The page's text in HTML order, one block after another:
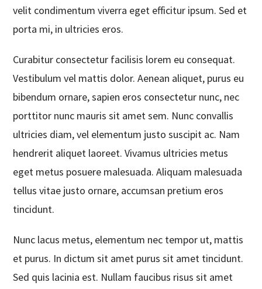
velit condimentum viverra eget efficitur ipsum. Sed et
porta mi, in ultricies eros.
Curabitur consectetur facilisis lorem eu consequat.
Vestibulum vel mattis dolor. Aenean aliquet, purus eu
bibendum ornare, sapien eros consectetur nunc, nec
porttitor nunc mauris sit amet sem. Nunc convallis
ultricies diam, vel elementum justo suscipit ac. Nam
hendrerit aliquet laoreet. Vivamus ultricies metus
eget metus posuere malesuada. Aliquam malesuada
tellus vitae justo ornare, accumsan pretium eros
tincidunt.
Nunc lacus metus, elementum nec tempor ut, mattis
et purus. In dictum sit amet purus sit amet tincidunt.
Sed quis lacinia est. Nullam faucibus risus sit amet